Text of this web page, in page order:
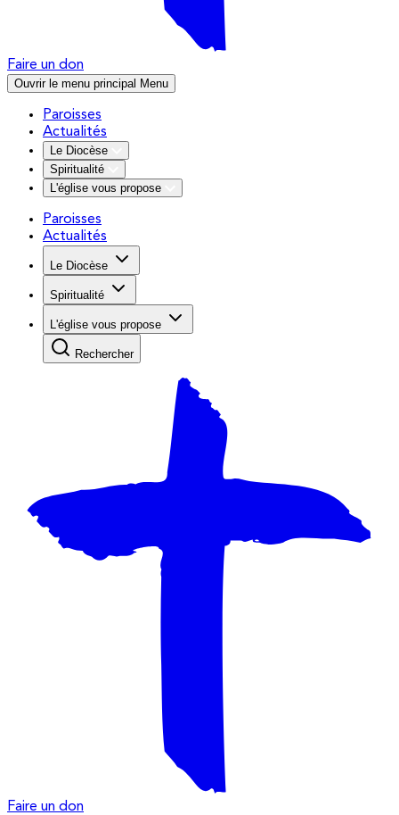
Faire un don
Ouvrir le menu principal Menu
Paroisses
Actualités
Le Diocèse
Spiritualité
L'église vous propose
Paroisses
Actualités
Le Diocèse
Spiritualité
L'église vous propose
Rechercher
Faire un don